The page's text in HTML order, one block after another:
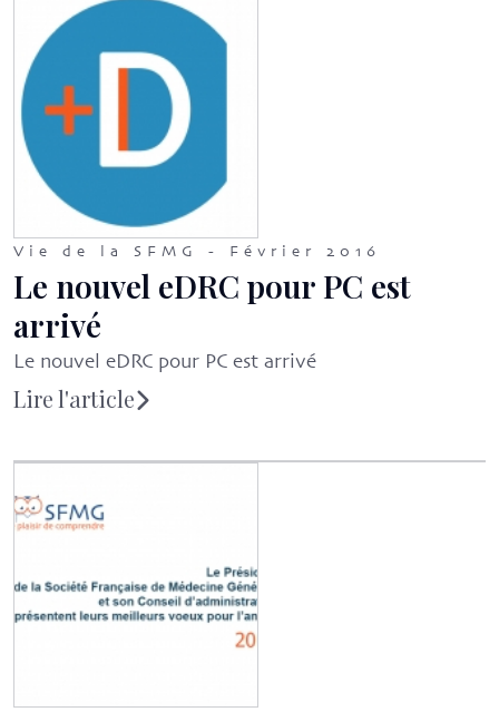
Vie de la SFMG - Février 2016
Le nouvel eDRC pour PC est
arrivé
Le nouvel eDRC pour PC est arrivé
Lire l'article